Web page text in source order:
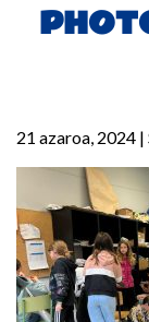
21 azaroa, 2024 |